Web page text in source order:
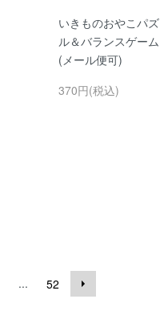
いきものおやこパズ
ル＆バランスゲーム
(メール便可)
370円(税込)
... 52